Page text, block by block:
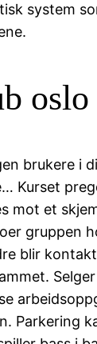
system
brukere i
Kurset
mot et
gruppen
blir
Parkering